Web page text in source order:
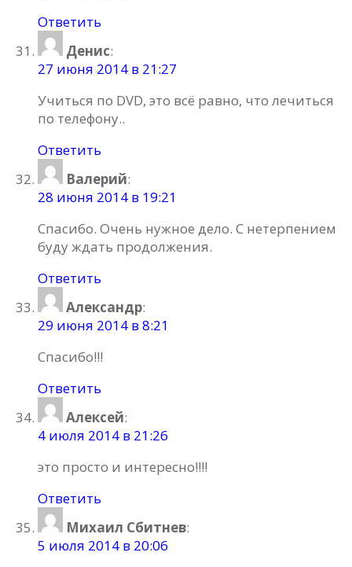
Ответить
Денис:
27 июня 2014 в 21:27
Учиться по DVD, это всё равно, что лечиться
по телефону..
Ответить
Валерий:
28 июня 2014 в 19:21
Спасибо. Очень нужное дело. С нетерпением
буду ждать продолжения.
Ответить
Александр:
29 июня 2014 в 8:21
Спасибо!!!
Ответить
Алексей:
4 июля 2014 в 21:26
это просто и интересно!!!!
Ответить
Михаил Сбитнев:
5 июля 2014 в 20:06